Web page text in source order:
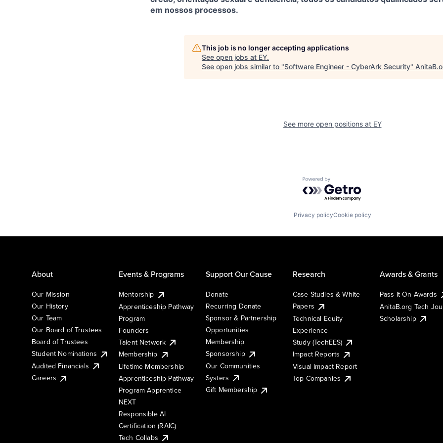
em nossos processos.
This job is no longer accepting applications
See open jobs at EY.
See open jobs similar to "Software Engineer - CyberArk Security"
See more open positions at EY
Powered by Getro.com
Privacy policyCookie policy
About
Our Mission
Our History
Our Team
Our Board of Trustees
Board of Trustees
Student Nominations
Audited Financials
Careers
Events & Programs
Mentorship
Apprenticeship Pathway
Program
Founders
Talent Network
Membership
Lifetime Membership
Apprenticeship Pathway
Program Apprentice
NEXT
Responsible AI
Certification (RAIC)
Tech Collabs
Support Our Cause
Donate
Recurring Donate
Sponsor & Partnership
Opportunities
Membership
Sponsorship
Our Communities
Systers
Gift Membership
Research
Case Studies & White
Papers
Technical Equity
Experience
Study (TechEES)
Impact Reports
Visual Impact Report
Top Companies
Awards & Grants
Pass It On Awards
AnitaB.org Tech
Scholarship